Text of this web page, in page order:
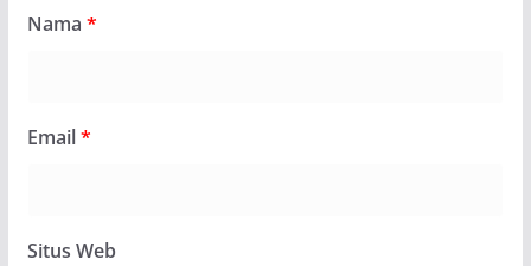
Nama *
Email*
Situs Web